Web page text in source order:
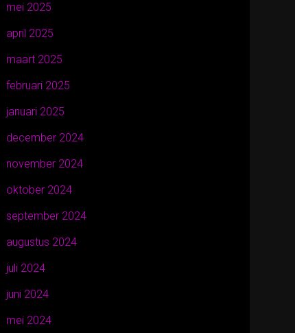
mei 2025
april 2025
maart 2025
februari 2025
januari 2025
december 2024
november 2024
oktober 2024
september 2024
augustus 2024
juli 2024
juni 2024
mei 2024